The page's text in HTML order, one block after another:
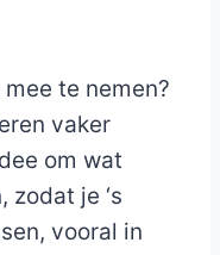
te nemen?
vaker
om wat
zodat je ‘s
vooral in